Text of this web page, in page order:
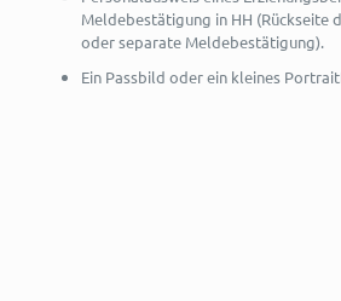
Meldebestätigung in HH (Rückseite
oder separate Meldebestätigung).
Ein Passbild oder ein kleines